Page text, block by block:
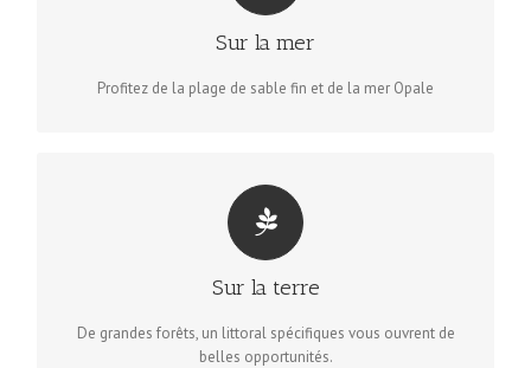
Sur la mer
Profitez de la plage de sable fin et de la mer Opale
Bateau, pêche, baignade, voile… Les activités sur l’eau sont
nombreuses et méconnues pour certaines, découvrez-les!
Sur la terre
De grandes forêts, un littoral spécifiques vous ouvrent de
belles opportunités.
RESTEZ SUR TERRE...
La côte d’Opale vous offre de grands espaces de randonnées
à pieds, en vtt, par exemple. Un ensemble de loisirs pour
famille.